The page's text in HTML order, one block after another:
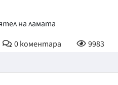
на ламата
0коментара 9983